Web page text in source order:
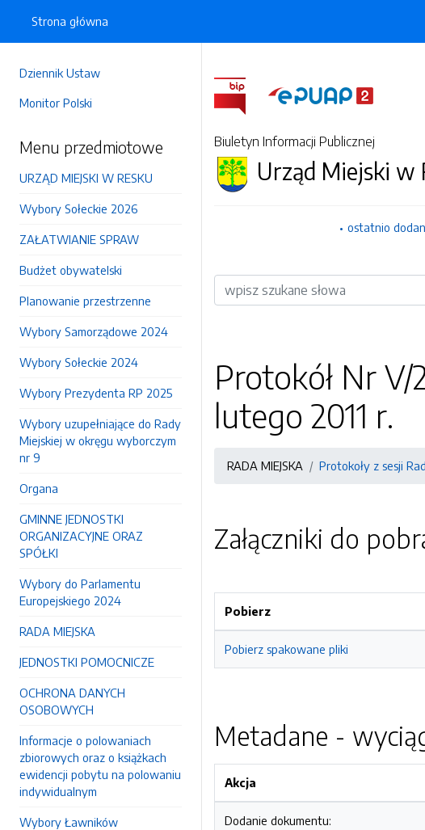
Dziennik Ustaw
Monitor Polski
Menu przedmiotowe
URZĄD MIEJSKI W RESKU
Wybory Sołeckie 2026
ZAŁATWIANIE SPRAW
Budżet obywatelski
Planowanie przestrzenne
Wybory Samorządowe 2024
Wybory Sołeckie 2024
Wybory Prezydenta RP 2025
Wybory uzupełniające do Rady
Miejskiej w okręgu wyborczym
nr 9
Organa
GMINNE JEDNOSTKI
ORGANIZACYJNE ORAZ
SPÓŁKI
Wybory do Parlamentu
Europejskiego 2024
RADA MIEJSKA
JEDNOSTKI POMOCNICZE
OCHRONA DANYCH
OSOBOWYCH
Informacje o polowaniach
zbiorowych oraz o książkach
ewidencji pobytu na polowaniu
indywidualnym
Wybory Ławników
Strona główna
Biuletyn Informacji Publicznej
Urząd Miejski w
ostatnio
Wyszukiwarka
Protokół Nr
lutego 2011 r.
RADA MIEJSKA Protokoły z sesji
Załączniki do
Pobierz
Pobierz spakowane pliki
Metadane -
Akcja
Dodanie dokumentu: